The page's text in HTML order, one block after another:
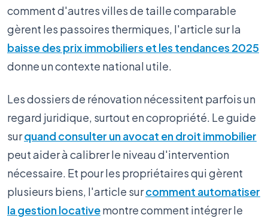
comment d'autres villes de taille comparable
gèrent les passoires thermiques, l'article sur la
baisse des prix immobiliers et les tendances 2025
donne un contexte national utile.
Les dossiers de rénovation nécessitent parfois un
regard juridique, surtout en copropriété. Le guide
surquand consulter un avocat en droit immobilier
peut aider à calibrer le niveau d'intervention
nécessaire. Et pour les propriétaires qui gèrent
plusieurs biens, l'article surcomment automatiser
la gestion locativemontre comment intégrer le